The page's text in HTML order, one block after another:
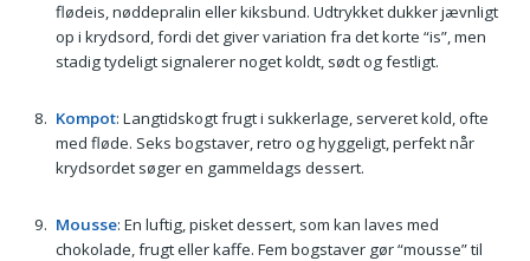
flødeis, nøddepralin eller kiksbund. Udtrykket dukker jævnligt
op i krydsord, fordi det giver variation fra det korte “is”, men
stadig tydeligt signalerer noget koldt, sødt og festligt.
Kompot: Langtidskogt frugt i sukkerlage, serveret kold, ofte
med fløde. Seks bogstaver, retro og hyggeligt, perfekt når
krydsordet søger en gammeldags dessert.
Mousse: En luftig, pisket dessert, som kan laves med
chokolade, frugt eller kaffe. Fem bogstaver gør “mousse” til